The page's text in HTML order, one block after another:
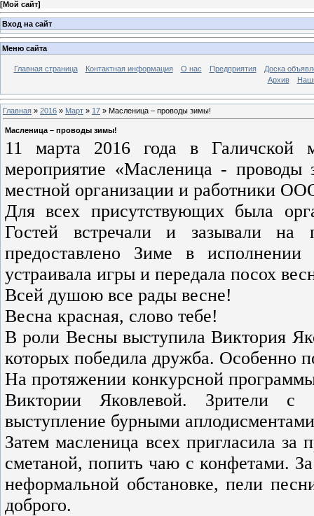
[Мой сайт]
Вход на сайт
Меню сайта
Главная страница Контактная информация О нас Предприятия
Доска
Архив
Главная » 2016 » Март » 17 » Масленица – проводы зимы!
Масленица – проводы зимы!
11 марта 2016 года в Галичской
мероприятие «Масленица -
местной организации и работники
Для всех присутствующих была
Гостей встречали и зазывали на
предоставлено Зиме в исполнении
устраивала игры и передала посох
Всей душою все рады весне!
Весна красная, слово тебе!
В роли Весны выступила Виктория
которых победила дружба. Особенно
На протяжении конкурсной
Виктории Яковлевой. Зрители с
выступление бурными
Затем масленица всех пригласила за
сметаной, попить чаю с конфетами.
неформальной обстановке, пели
доброго.